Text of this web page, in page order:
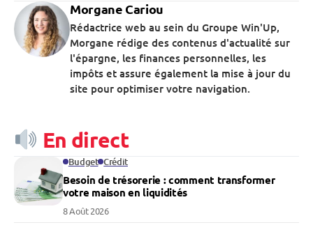
Morgane Cariou
Rédactrice web au sein du Groupe Win'Up,
Morgane rédige des contenus d'actualité sur
l'épargne, les finances personnelles, les
impôts et assure également la mise à jour du
site pour optimiser votre navigation.
En direct
Budget Crédit
Besoin de trésorerie : comment transformer
votre maison en liquidités
8 Août 2026